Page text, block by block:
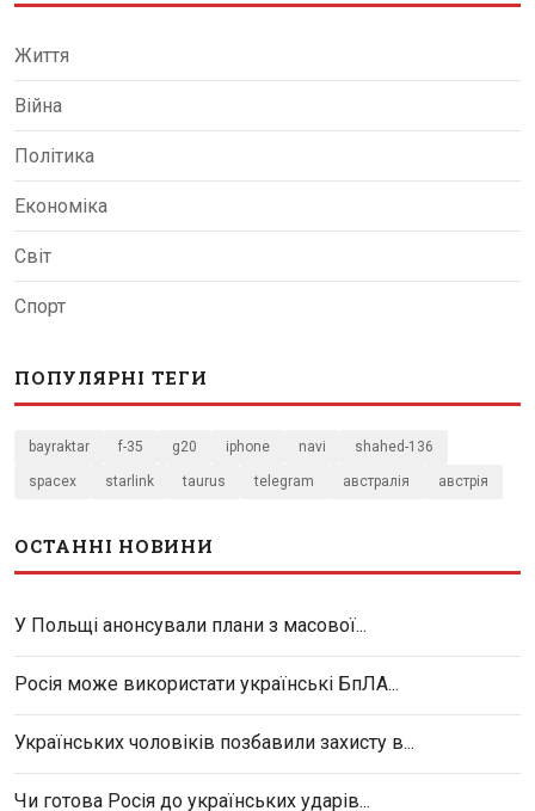
Життя
Війна
Політика
Економіка
Світ
Спорт
ПОПУЛЯРНІ ТЕГИ
bayraktar f-35 g20 iphone navi shahed-136
spacex starlink taurus telegram австралія австрія
ОСТАННІ НОВИНИ
У Польщі анонсували плани з масової...
Росія може використати українські БпЛА...
Українських чоловіків позбавили захисту в...
Чи готова Росія до українських ударів...